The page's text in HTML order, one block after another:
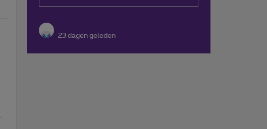
23 dagen geleden